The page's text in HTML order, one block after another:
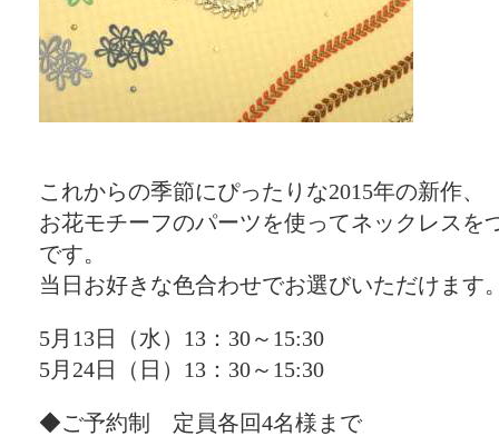
これからの季節にぴったりな2015年の新作、
お花モチーフのパーツを使ってネックレスを
です。
当日お好きな色合わせでお選びいただけます
5月13日（水）13：30～15:30
5月24日（日）13：30～15:30
◆ご予約制 定員各回4名様まで